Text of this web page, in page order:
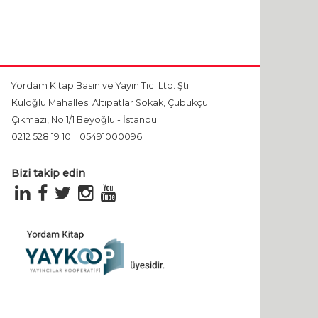
Yordam Kitap Basın ve Yayın Tic. Ltd. Şti.
Kuloğlu Mahallesi Altıpatlar Sokak, Çubukçu
Çıkmazı, No:1/1 Beyoğlu - İstanbul
0212 528 19 10
05491000096
Bizi takip edin